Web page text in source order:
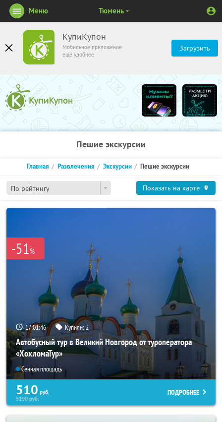
КупиКупон
Мобильное приложение
ещё удобнее
Загрузить
Меню Тюмень
Пешие экскурсии
По рейтингу
Главная Развлечения Экскурсии Пешие экскурсии
Показать на карте
-51%
17:01:45 Купили: 2
Автобусный тур в Великий Новгород от туроператора
«ХохломаТур»
Сенная площадь
510 руб.
5190руб.
ПОДРОБНЕЕ